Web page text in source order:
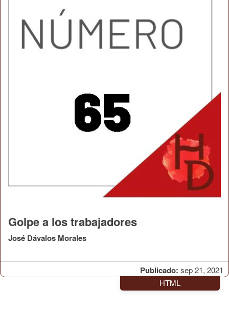
Publicado: sep 21, 2021
Golpe a los trabajadores
José Dávalos Morales
HTML